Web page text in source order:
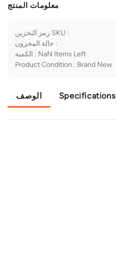
معلومات المنتج
رمز التخزين SKU :
حالة المخزون :
الكمية : NaN Items Left
Product Condition : Brand New
الوصف Specifications